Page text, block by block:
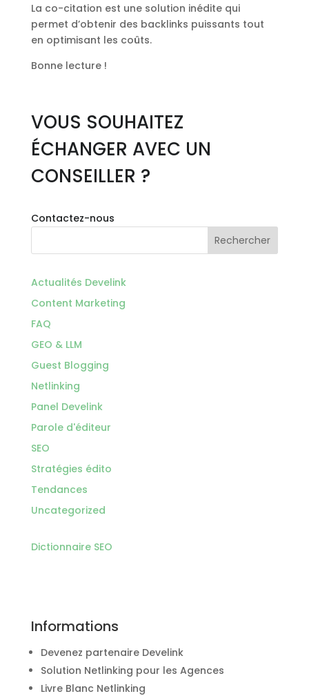
La co-citation est une solution inéditequi
permet d’obtenir des backlinks puissants tout
en optimisant les coûts.
Bonne lecture !
VOUS SOUHAITEZ
ÉCHANGER AVEC UN
CONSEILLER ?
Contactez-nous
Rechercher
Actualités Develink
Content Marketing
FAQ
GEO & LLM
Guest Blogging
Netlinking
Panel Develink
Parole d'éditeur
SEO
Stratégies édito
Tendances
Uncategorized
Dictionnaire SEO
Informations
Devenez partenaire Develink
Solution Netlinking pour les Agences
Livre Blanc Netlinking